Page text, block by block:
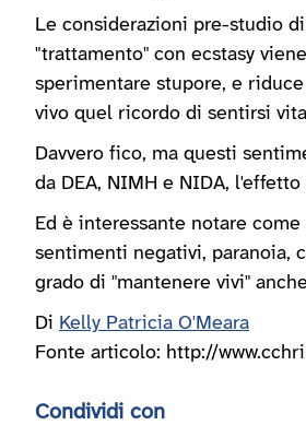
Le considerazioni pre-studio
"trattamento" con ecstasy
sperimentare stupore, e
vivo quel ricordo di sentirsi
Davvero fico, ma questi
da DEA, NIMH e NIDA,
Ed è interessante notare
sentimenti negativi, paranoia,
grado di "mantenere vivi"
Di Kelly Patricia O'Meara
Fonte articolo: http://
Condividi con